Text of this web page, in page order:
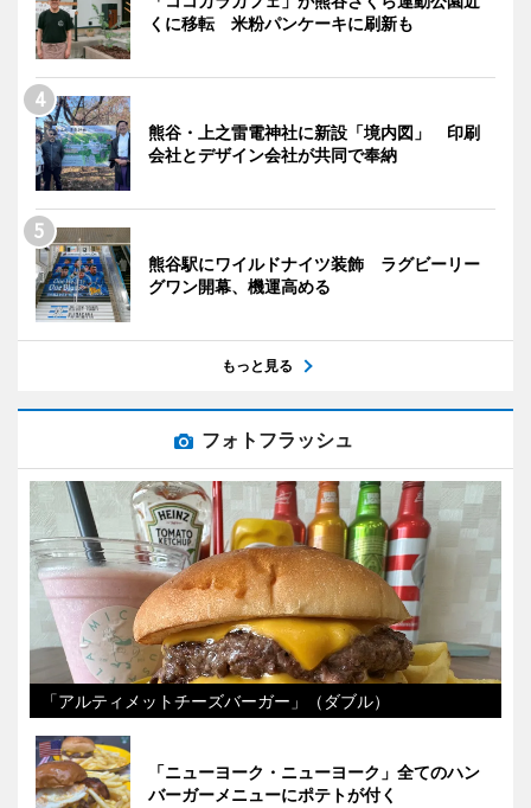
くに移転 米粉パンケーキに刷新も
熊谷・上之雷電神社に新設「境内図」 印刷
会社とデザイン会社が共同で奉納
熊谷駅にワイルドナイツ装飾 ラグビーリー
グワン開幕、機運高める
もっと見る
フォトフラッシュ
「アルティメットチーズバーガー」（ダブル）
「ニューヨーク・ニューヨーク」全てのハン
バーガーメニューにポテトが付く